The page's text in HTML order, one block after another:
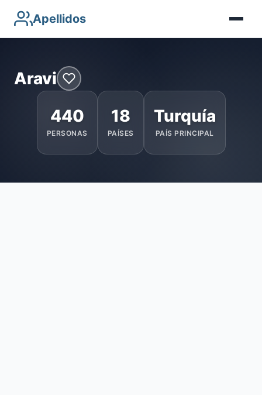
Apellidos
Aravi
440
PERSONAS
18
PAÍSES
Turquía
PAÍS PRINCIPAL